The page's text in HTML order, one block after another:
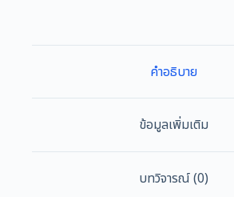
คาร์ไบด์(TCT)
คำอธิบาย
ข้อมูลเพิ่มเติม
บทวิจารณ์ (0)